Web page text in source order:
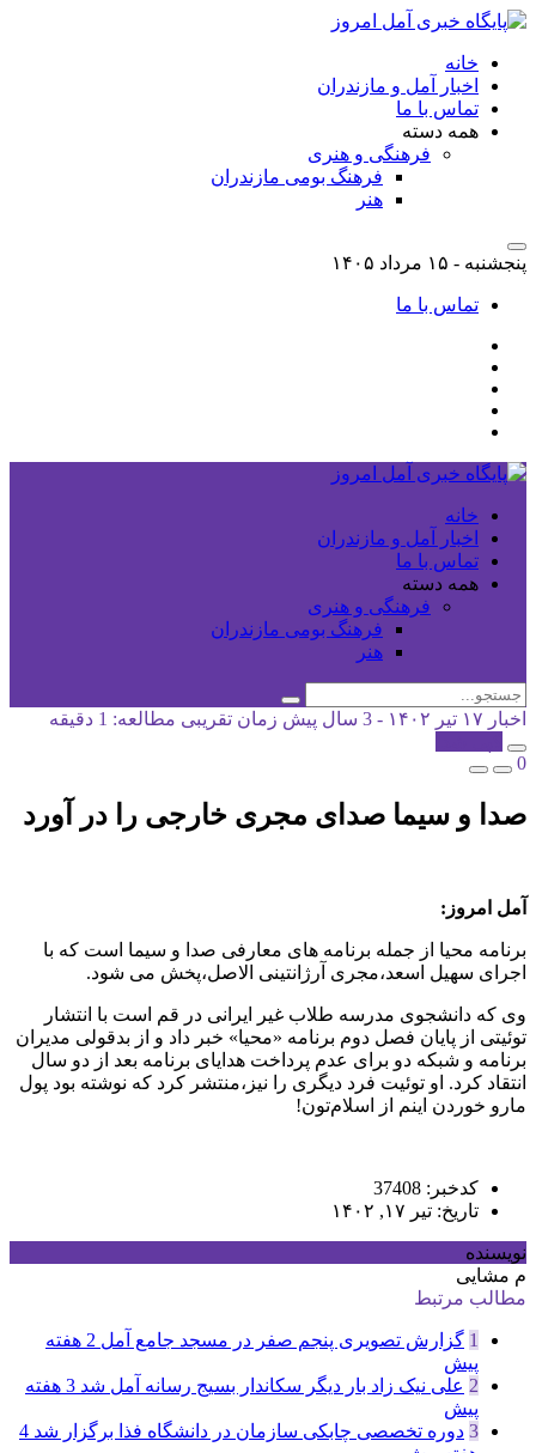
خانه
اخبار آمل و مازندران
تماس با ما
همه دسته
فرهنگی و هنری
فرهنگ بومی مازندران
هنر
پنجشنبه - ۱۵ مرداد ۱۴۰۵
تماس با ما
خانه
اخبار آمل و مازندران
تماس با ما
همه دسته
فرهنگی و هنری
فرهنگ بومی مازندران
هنر
اخبار ۱۷ تیر ۱۴۰۲ - 3 سال پیش
زمان تقریبی مطالعه: 1 دقیقه
0
صدا و سیما صدای مجری خارجی را در آورد
آمل امروز:
برنامه محیا از جمله برنامه های معارفی صدا و سیما است که با
اجرای سهیل اسعد،مجری آرژانتینی الاصل،پخش می شود.
وی که دانشجوی مدرسه طلاب غیر ایرانی در قم است با انتشار
توئیتی از پایان فصل دوم برنامه «محیا» خبر داد و از بدقولی مدیران
برنامه و شبکه دو برای عدم پرداخت هدایای برنامه بعد از دو سال
انتقاد کرد. او توئیت فرد دیگری را نیز،منتشر کرد که نوشته بود پول
مارو خوردن اینم از اسلام‌تون!
کدخبر: 37408
تاریخ: تیر ۱۷, ۱۴۰۲
نویسنده
م مشایی
مطالب مرتبط
1 گزارش تصویری پنجم صفر در مسجد جامع آمل
2 هفته
پیش
2 علی نیک زاد بار دیگر سکاندار بسیج رسانه آمل شد
3 هفته
پیش
3 دوره تخصصی چابکی سازمان در دانشگاه فذا برگزار شد 4